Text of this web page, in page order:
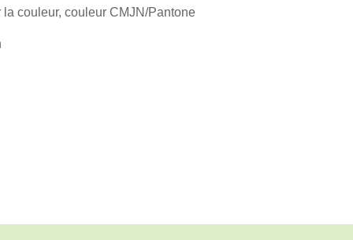
couleur, couleur CMJN/Pantone